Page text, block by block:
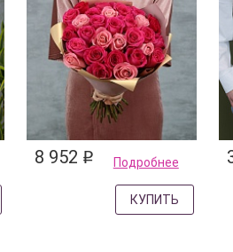
8 952 q Подробнее
КУПИТЬ